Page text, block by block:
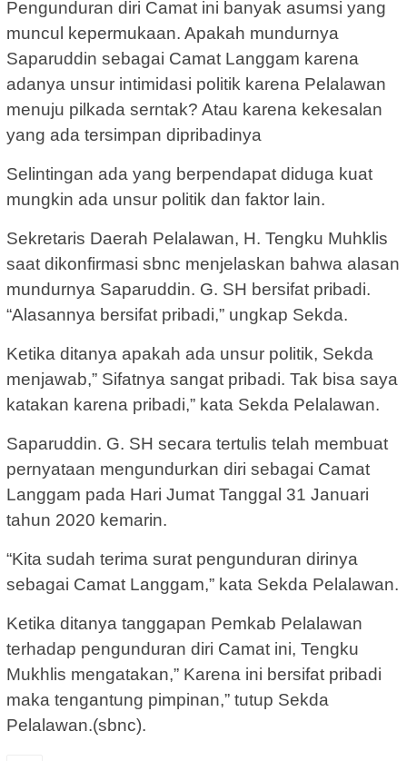
Pengunduran diri Camat ini banyak asumsi yang
muncul kepermukaan. Apakah mundurnya
Saparuddin sebagai Camat Langgam karena
adanya unsur intimidasi politik karena Pelalawan
menuju pilkada serntak? Atau karena kekesalan
yang ada tersimpan dipribadinya
Selintingan ada yang berpendapat diduga kuat
mungkin ada unsur politik dan faktor lain.
Sekretaris Daerah Pelalawan, H. Tengku Muhklis
saat dikonfirmasi sbnc menjelaskan bahwa alasan
mundurnya Saparuddin. G. SH bersifat pribadi.
“Alasannya bersifat pribadi,” ungkap Sekda.
Ketika ditanya apakah ada unsur politik, Sekda
menjawab,” Sifatnya sangat pribadi. Tak bisa saya
katakan karena pribadi,” kata Sekda Pelalawan.
Saparuddin. G. SH secara tertulis telah membuat
pernyataan mengundurkan diri sebagai Camat
Langgam pada Hari Jumat Tanggal 31 Januari
tahun 2020 kemarin.
“Kita sudah terima surat pengunduran dirinya
sebagai Camat Langgam,” kata Sekda Pelalawan.
Ketika ditanya tanggapan Pemkab Pelalawan
terhadap pengunduran diri Camat ini, Tengku
Mukhlis mengatakan,” Karena ini bersifat pribadi
maka tengantung pimpinan,” tutup Sekda
Pelalawan.(sbnc).